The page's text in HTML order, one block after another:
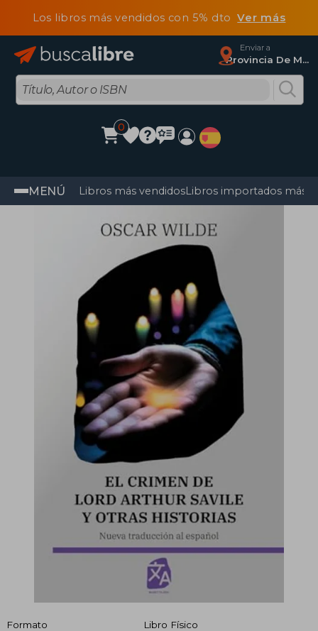
Los libros más vendidos con 5% dtoVer más
Enviar a
Provincia De Madrid
0
MENÚ Libros más vendidosLibros importados más
Formato
Libro Físico